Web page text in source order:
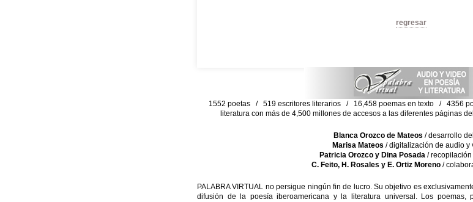
regresar
1552 poetas / 519 escritores literarios / 16,458 poemas en texto / 4356
literatura con más de 4,500 millones de accesos a las diferentes páginas
Blanca Orozco de Mateos / desarrollo
Marisa Mateos / digitalización de audio y
Patricia Orozco y Dina Posada/ recopilación
C. Feito, H. Rosales y E. Ortiz Moreno/
PALABRA VIRTUAL no persigue ningún fin de lucro. Su objetivo es
difusión de la poesía iberoamericana y la literatura universal. Los